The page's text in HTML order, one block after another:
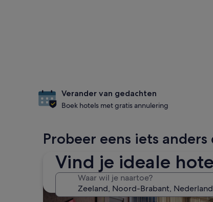
Vind je ideale
Waar wil je naartoe?
Verander van gedachten
Boek hotels met gratis annulering
Probeer eens iets
Huisdiervriendelijke accommodaties zoeken